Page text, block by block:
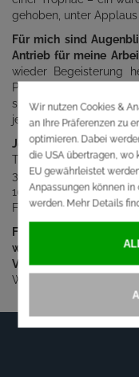
gehoben, unter Applaus
Für mich sind
Antrieb für meine
wieder Begeisterung
Pokale und
sie sind Erinnerungen
jeder gerne
Jede Erinnerung ist
Trophäe sein. AS
30.000 Pokalen und
10.000 Medaillen
Für die individuelle
Für die
wunschgemäße
Verfügung– an
Webshop